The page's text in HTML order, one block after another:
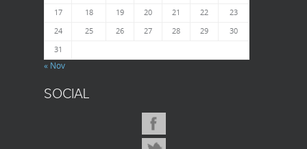
17 18 19 20 21 22 23
24 25 26 27 28 29 30
31
« Nov
SOCIAL